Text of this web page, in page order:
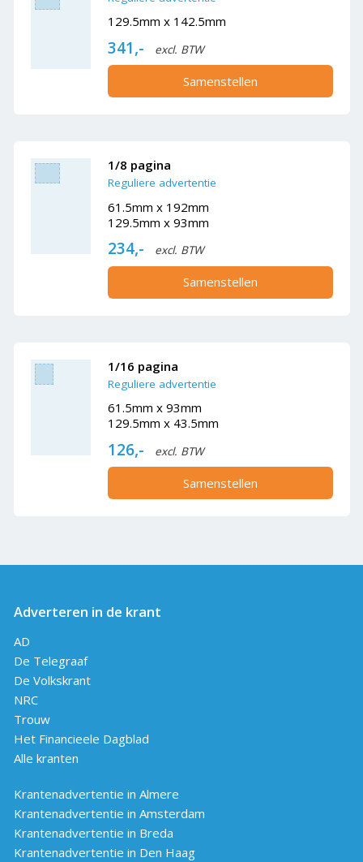
129.5mm x 142.5mm
341,- excl. BTW
Samenstellen
1/8 pagina
Reguliere advertentie
61.5mm x 192mm
129.5mm x 93mm
234,- excl. BTW
Samenstellen
1/16 pagina
Reguliere advertentie
61.5mm x 93mm
129.5mm x 43.5mm
126,- excl. BTW
Samenstellen
Adverteren in de krant
AD
De Telegraaf
De Volkskrant
NRC
Trouw
Het Financieele Dagblad
Alle kranten
Krantenadvertentie in Almere
Krantenadvertentie in Amsterdam
Krantenadvertentie in Breda
Krantenadvertentie in Den Haag